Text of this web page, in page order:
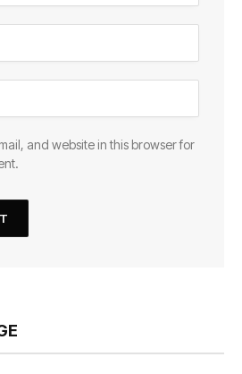
and website in this browser for